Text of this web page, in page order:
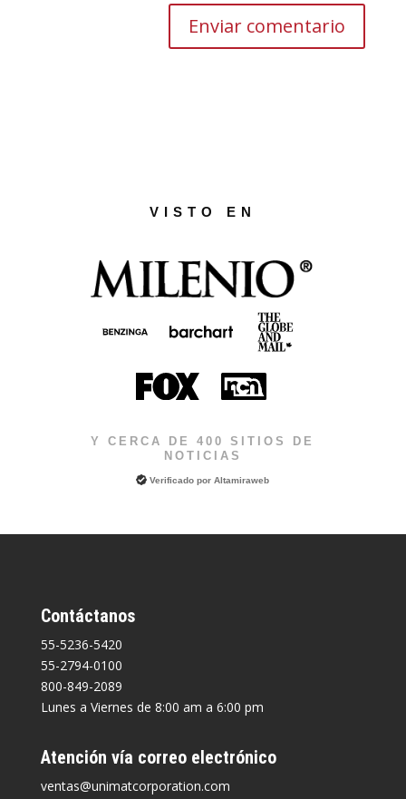
VISTO EN
Y CERCA DE 400 SITIOS DE
NOTICIAS
Verificado porAltamiraweb
Contáctanos
55-5236-5420
55-2794-0100
800-849-2089
Lunes a Viernes de 8:00 am a 6:00 pm
Atención vía correo electrónico
ventas@unimatcorporation.com